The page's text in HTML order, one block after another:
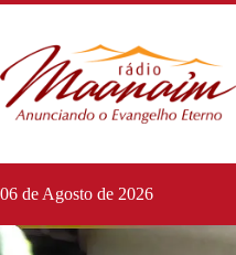
06 de Agosto de 2026